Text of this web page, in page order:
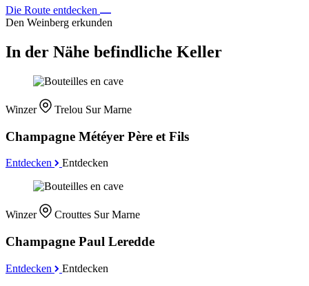
Die Route entdecken
Den Weinberg erkunden
In der Nähe befindliche Keller
Winzer Trelou Sur Marne
Champagne Météyer Père et Fils
Entdecken Entdecken
Winzer Crouttes Sur Marne
Champagne Paul Leredde
Entdecken Entdecken